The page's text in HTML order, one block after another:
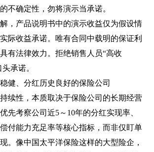
不确定性，勿将演示当承诺。
，产品说明书中的演示收益仅为假设情
际收益承诺。唯有合同中载明的保证利
有法律效力。拒绝销售人员“高收
承诺。
健、分红历史良好的保险公司
续性，本质取决于保险公司的长期经营
先考察公司近5～10年的分红实现率、
付能力充足率等核心指标，而非仅盯单
。像中国太平洋保险这样的大型险企，